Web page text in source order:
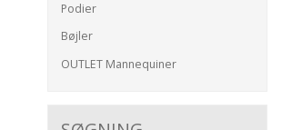
Podier
Bøjler
OUTLET Mannequiner